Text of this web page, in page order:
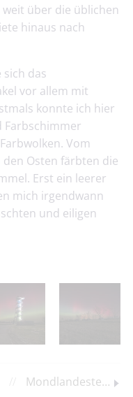
über die üblichen
hinaus nach
das
vor allem mit
konnte ich hier
Farbschimmer
Vom
Osten färbten die
Erst ein leerer
mich irgendwann
und eiligen
Mondlandestelle der Sonde Odysseus im Februar 2024 von Harald Paleske